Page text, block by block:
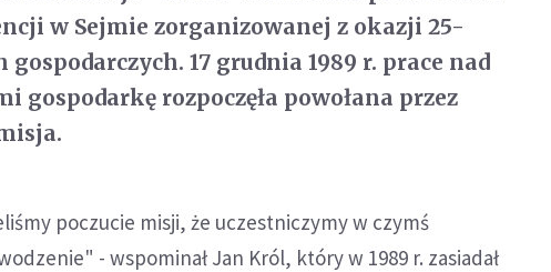
w Sejmie zorganizowanej z okazji 25-
17 grudnia 1989 r. prace nad
gospodarkę rozpoczęła powołana przez
poczucie misji, że uczestniczymy w czymś
- wspominał Jan Król, który w 1989 r. zasiadał